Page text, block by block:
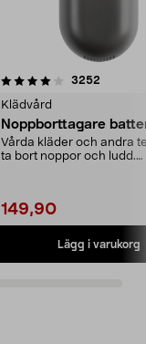
3252
Klädvård
Noppborttagare
Vårda kläder och andra
ta bort noppor och ludd.
149,90
Lägg i varukorg
4.5av 5 stjärnor